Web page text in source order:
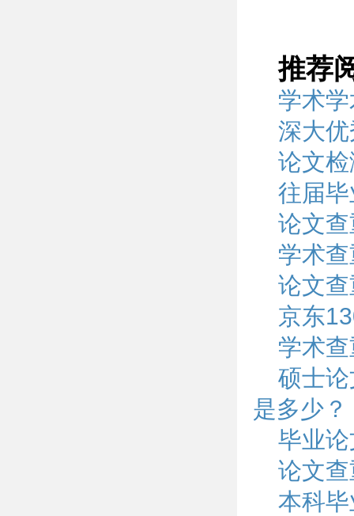
推荐
学术
深大
论文
往届
论文
学术
论文
京东
学术
硕士
是多少？
毕业
论文
本科